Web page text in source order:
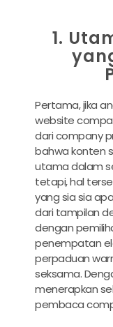
1.
Pertama, jika
website
dari company
bahwa konten
utama dalam
tetapi, hal
yang sia sia
dari tampilan
dengan
penempatan
perpaduan
seksama.
menerapkan
pembaca